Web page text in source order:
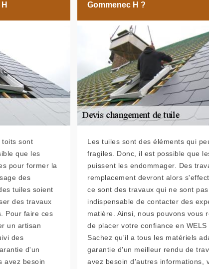
toits sont
que les
pour former la
des
tuiles soient
des travaux
Pour faire ces
un artisan
des
d'un
avez besoin
Gommenec H ?
Les tuiles sont des éléments qui
fragiles. Donc, il est possible que
puissent les endommager. Des
remplacement devront alors
ce sont des travaux qui ne sont
indispensable de contacter des
matière. Ainsi, nous pouvons vous
de placer votre confiance en WELS
Sachez qu'il a tous les matériels
garantie d'un meilleur rendu de
avez besoin d'autres informations,